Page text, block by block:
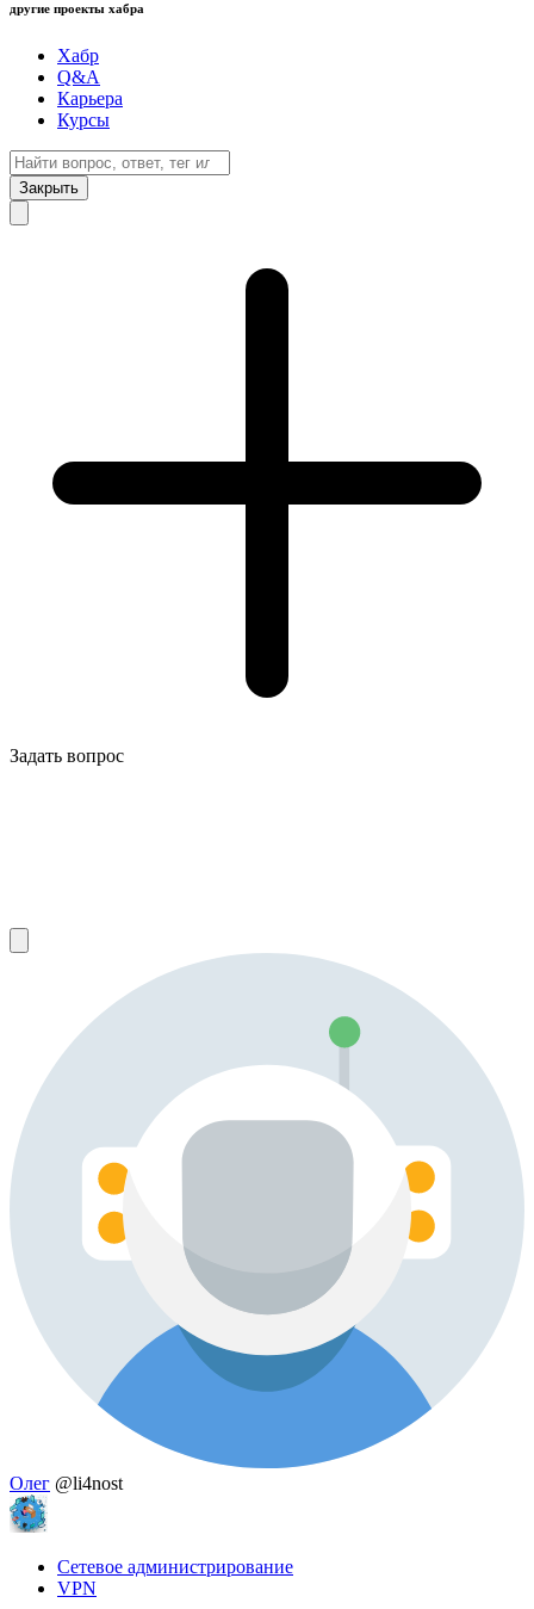
другие проекты хабра
Хабр
Q&A
Карьера
Курсы
Закрыть
Задать вопрос
Олег @li4nost
Сетевое администрирование
VPN